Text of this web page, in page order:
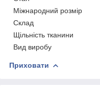
Міжнародний розмір
Склад
Щільність тканини
Вид виробу
Приховати